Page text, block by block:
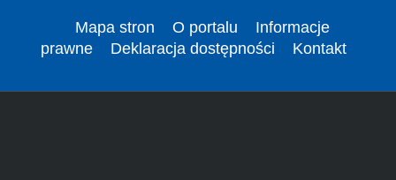
Mapa stron O portalu
Informacje
prawne
Deklaracja dostępności Kontakt